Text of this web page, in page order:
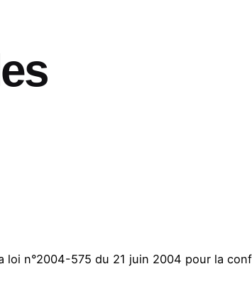
loi n°2004-575 du 21 juin 2004 pour la